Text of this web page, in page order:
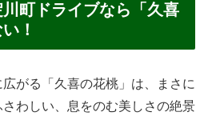
町ドライブなら「久喜
！
がる「久喜の花桃」は、まさに
わしい、息をのむ美しさの絶景